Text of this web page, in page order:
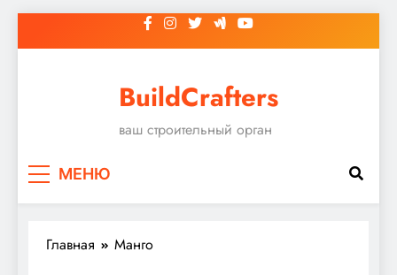
к
BuildCrafters
ваш строительный орган
МЕНЮ
Главная Манго